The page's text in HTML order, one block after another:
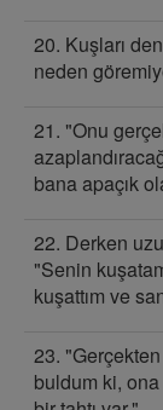
20. Kuşları
neden
21. "Onu
bana apaçık
22. Derken
"Senin
kuşattım ve
23.
buldum ki,